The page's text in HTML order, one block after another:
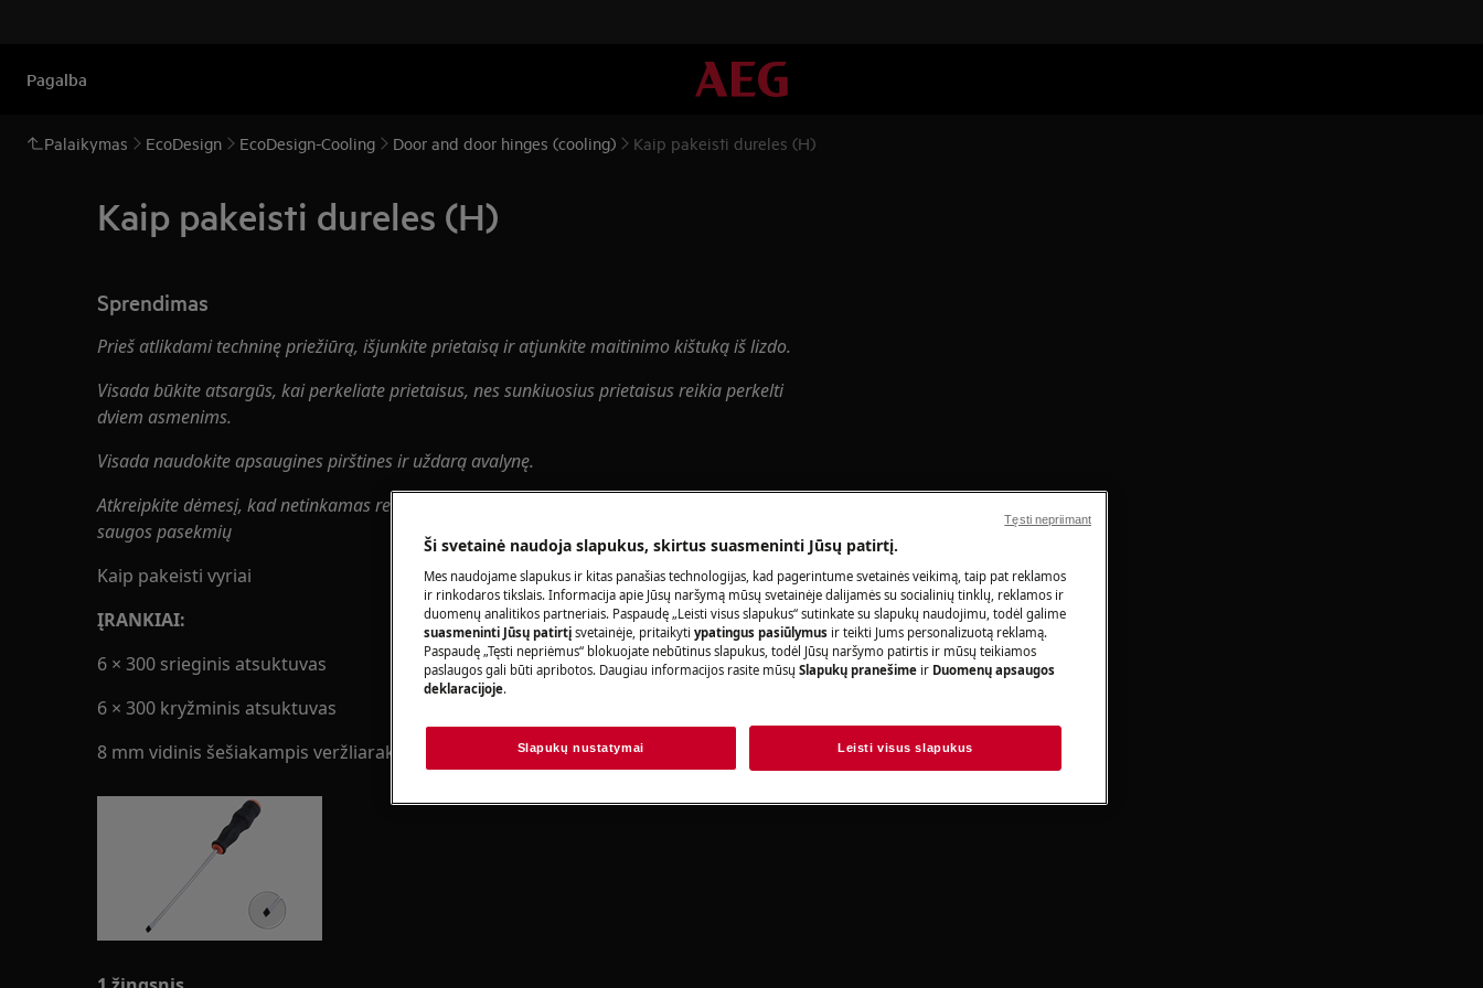
Pagalba
Palaikymas EcoDesign EcoDesign-Cooling Door and door hinges (cooling) Kaip pakeisti dureles (H)
Kaip pakeisti dureles (H)
Sprendimas
Prieš atlikdami techninę priežiūrą, išjunkite prietaisą ir atjunkite maitinimo kištuką išlizdo.
Visada būkite atsargūs, kai perkeliate prietaisus, nes sunkiuosius prietaisus reikia perkelti
dviem asmenims.
Visada naudokite apsaugines pirštines ir uždarą avalynę.
Atkreipkite dėmesį, kad netinkamas remontas ar neprofesionalus remontas gali turėti
saugos pasekmių
Kaip pakeisti vyriai
ĮRANKIAI:
6 × 300 srieginis atsuktuvas
6 × 300 kryžminis atsuktuvas
8 mm vidinis šešiakampis veržliaraktis
Ši svetainė naudoja slapukus, skirtus suasmeninti Jūsų patirtį.
Mes naudojame slapukus ir kitas panašias technologijas, kad pagerintume svetainės veikimą, taip pat reklamos
ir rinkodaros tikslais. Informacija apie Jūsų naršymą mūsų svetainėje dalijamės su socialinių tinklų, reklamos ir
duomenų analitikos partneriais. Paspaudę „Leisti visus slapukus“ sutinkate su slapukų naudojimu, todėl galime
suasmeninti Jūsų patirtį svetainėje, pritaikyti ypatingus pasiūlymus ir teikti Jums personalizuotą reklamą.
Paspaudę „Tęsti nepriėmus“ blokuojate nebūtinus slapukus, todėl Jūsų naršymo patirtis ir mūsų teikiamos
paslaugos gali būti apribotos. Daugiau informacijos rasite mūsų Slapukų pranešime ir Duomenų apsaugos
deklaracijoje.
Slapukų nustatymai Leisti visus slapukus
Tęsti nepriimant